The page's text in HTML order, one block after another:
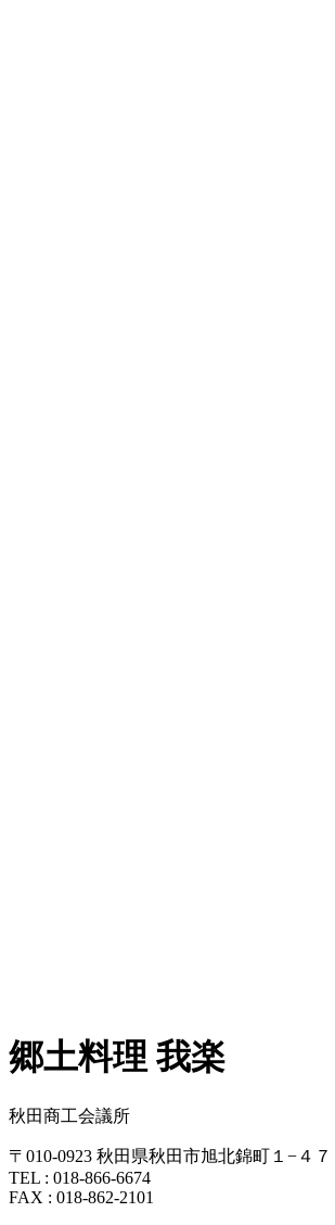
郷土料理 我楽
秋田商工会議所
〒010-0923 秋田県秋田市旭北錦町１−４７
TEL : 018-866-6674
FAX : 018-862-2101